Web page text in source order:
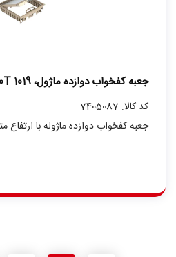
جعبه کفخواب دوازده ماژول، GES9-2 U10T 1019
کد کالا: 7405087
جعبه کفخواب دوازده ماژوله با ارتفاع